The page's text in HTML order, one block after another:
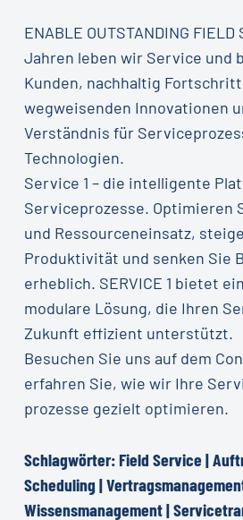
ENABLE OUTSTANDING
Jahren leben wir Service und
Kunden, nachhaltig
wegweisenden Innovationen
Verständnis für
Technologien.
Service 1 – die intelligente
Serviceprozesse. Optimieren
und Ressourceneinsatz,
Produktivität und senken Sie
erheblich. SERVICE 1 bietet
modulare Lösung, die Ihren
Zukunft effizient unterstützt.
Besuchen Sie uns auf dem
erfahren Sie, wie wir Ihre
prozesse gezielt optimieren.
Schlagwörter:Field Service |
Scheduling |
Wissensmanagement|